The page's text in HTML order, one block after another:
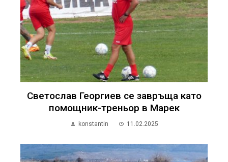
Светослав Георгиев се завръща като
помощник-треньор в Марек
konstantin 11.02.2025